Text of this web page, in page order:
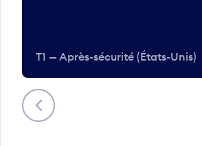
Précédent
T1 — Après-sécurité (États-Unis)